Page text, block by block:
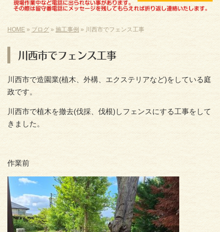
HOME » ブログ » 施工事例 » 川西市でフェンス工事
川西市でフェンス工事
川西市で造園業(植木、外構、エクステリアなど)をしている庭
政です。
川西市で植木を撤去(伐採、伐根)しフェンスにする工事をして
きました。
作業前